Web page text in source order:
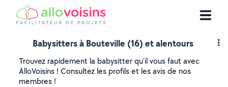
Babysitters à Bouteville (16) et alentours
Trouvez rapidement la babysitter qu'il vous faut avec
AlloVoisins ! Consultez les profils et les avis de nos
membres !